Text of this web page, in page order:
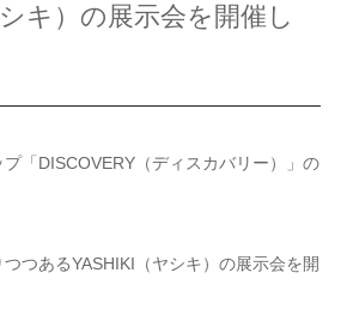
キ）の展示会を開催し
「DISCOVERY（ディスカバリー）」の
つあるYASHIKI（ヤシキ）の展示会を開